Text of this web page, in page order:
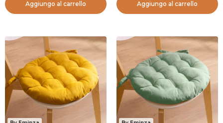
Aggiungo al carrello Aggiungo al carrello